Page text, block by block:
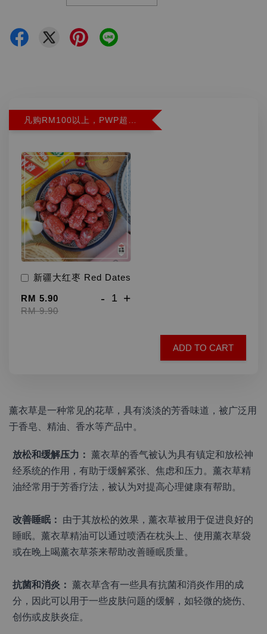
新疆大红枣 Red Dates
RM 5.90
RM 9.90
- +
ADD TO CART
薰衣草是一种常见的花草，具有淡淡的芳香味道，被广泛用
于香皂、精油、香水等产品中。
放松和缓解压力： 薰衣草的香气被认为具有镇定和放松神
经系统的作用，有助于缓解紧张、焦虑和压力。薰衣草精
油经常用于芳香疗法，被认为对提高心理健康有帮助。
改善睡眠： 由于其放松的效果，薰衣草被用于促进良好的
睡眠。薰衣草精油可以通过喷洒在枕头上、使用薰衣草袋
或在晚上喝薰衣草茶来帮助改善睡眠质量。
抗菌和消炎： 薰衣草含有一些具有抗菌和消炎作用的成
分，因此可以用于一些皮肤问题的缓解，如轻微的烧伤、
创伤或皮肤炎症。